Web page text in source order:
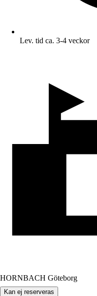
Lev. tid ca. 3-4 veckor
HORNBACH Göteborg
Kan ej reserveras